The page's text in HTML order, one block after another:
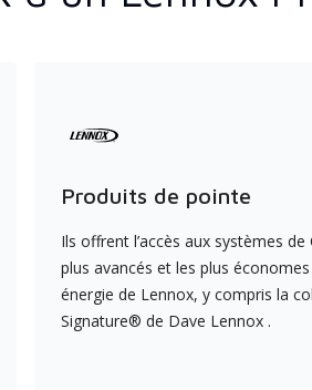
Produits de pointe
Ils offrent l’accès aux systèmes de
plus avancés et les plus
énergie de Lennox, y compris la
Signature® de Dave Lennox .